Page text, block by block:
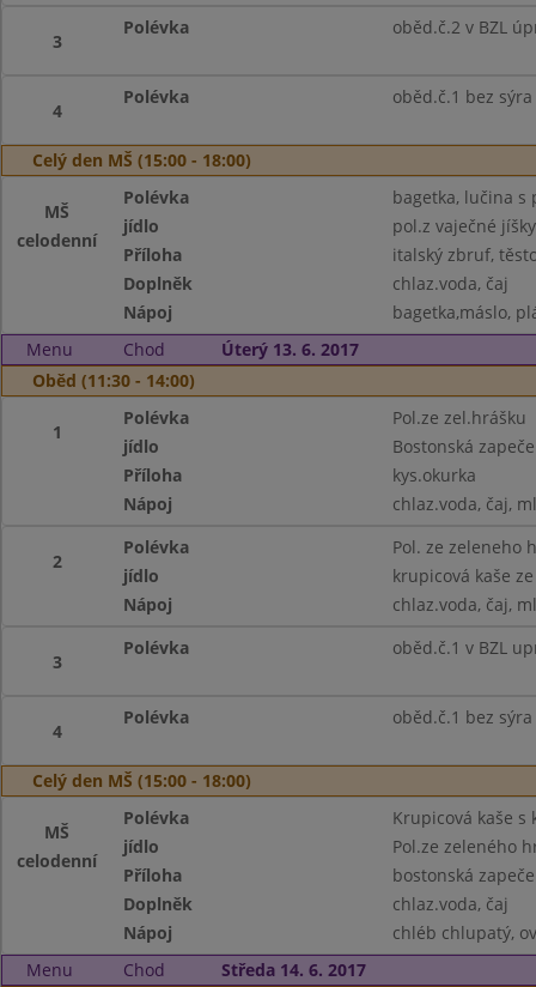
3
Polévka oběd.č.2 v BZL
4
Polévka oběd.č.1 bez sýra
Celý den MŠ (15:00 - 18:00)
MŠ
celodenní
Polévka
bagetka, lučina s
jídlo
pol.z vaječné jíšky
Příloha
italský zbruf,
Doplněk
chlaz.voda, čaj
Nápoj
bagetka,máslo,
Menu
Chod
Úterý 13. 6. 2017
Oběd (11:30 - 14:00)
1
Polévka
Pol.ze zel.hrášku
jídlo
Bostonská
Příloha
kys.okurka
Nápoj
chlaz.voda, čaj,
2
Polévka
Pol. ze zeleneho
jídlo
krupicová kaše
Nápoj
chlaz.voda, čaj,
3
Polévka oběd.č.1 v BZL
4
Polévka oběd.č.1 bez sýra
Celý den MŠ (15:00 - 18:00)
MŠ
celodenní
Polévka
Krupicová kaše s
jídlo
Pol.ze zeleného
Příloha
bostonská
Doplněk
chlaz.voda, čaj
Nápoj
chléb chlupatý,
Menu
Chod
Středa 14. 6. 2017